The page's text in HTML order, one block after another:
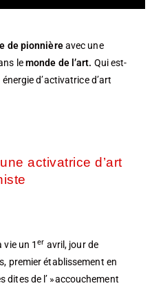
de pionnièreavec une
lemonde de l’art. Qui est-
d’activatrice d’art
activatrice d’art
vie un 1er avril, jour de
premier établissement en
dites de l’ »accouchement